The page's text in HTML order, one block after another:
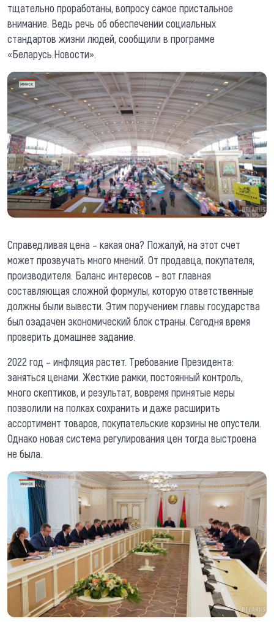
тщательно проработаны, вопросу самое пристальное
внимание. Ведь речь об обеспечении социальных
стандартов жизни людей, сообщили в программе
«Беларусь.Новости».
Справедливая цена – какая она? Пожалуй, на этот счет
может прозвучать много мнений. От продавца, покупателя,
производителя. Баланс интересов – вот главная
составляющая сложной формулы, которую ответственные
должны были вывести. Этим поручением главы государства
был озадачен экономический блок страны. Сегодня время
проверить домашнее задание.
2022 год – инфляция растет. Требование Президента:
заняться ценами. Жесткие рамки, постоянный контроль,
много скептиков, и результат, вовремя принятые меры
позволили на полках сохранить и даже расширить
ассортимент товаров, покупательские корзины не опустели.
Однако новая система регулирования цен тогда выстроена
не была.